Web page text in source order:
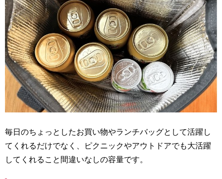
毎日のちょっとしたお買い物やランチバッグとして活躍し
てくれるだけでなく、ピクニックやアウトドアでも大活躍
してくれること間違いなしの容量です。